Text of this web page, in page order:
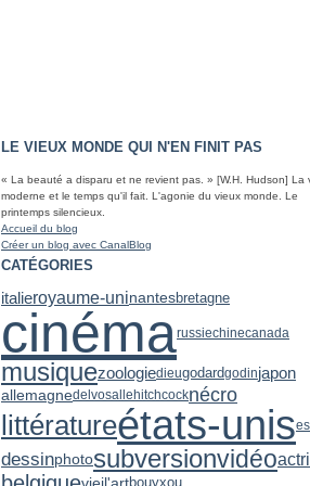
LE VIEUX MONDE QUI N'EN FINIT PAS
« La beauté a disparu et ne revient pas. » [W.H. Hudson] La
moderne et le temps qu'il fait. L'agonie du vieux monde. Le
printemps silencieux.
Accueil du blog
Créer un blog avec CanalBlog
CATÉGORIES
italieroyaume-uninantesbretagne
cinémarussiechinecanada
musiquezoologiedieugodardgodinjapon
allemagnedelvosalle hitchcocknécro
littératureétats-unis
dessinphotosubversionvidéo
bouyxou